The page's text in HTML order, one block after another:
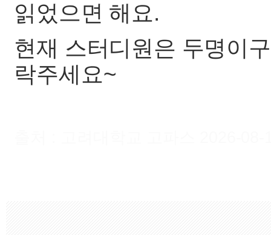
읽었으면 해요.
현재 스터디원은 두명이
락주세요~